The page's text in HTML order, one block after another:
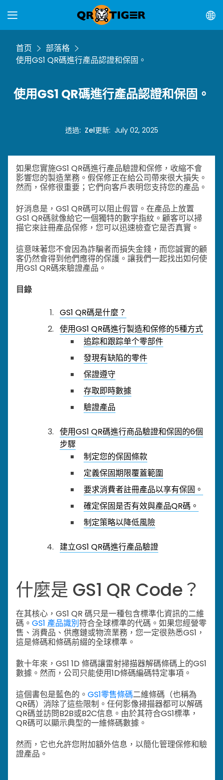
首页
部落格
使用GS1 QR碼進行產品認證和保固。
使用GS1 QR碼進行產品認證和保固。
透過: Zel更新: July 02, 2025
如果您實施GS1 QR碼進行產品驗證和保修，收縮不會
影響您的製造業務。假保修正在給公司帶來很大損失。
然而，保修很重要；它們向客戶表明您支持您的產品。
好消息是，GS1 QR碼可以阻止假冒。在產品上放置
GS1 QR碼就像給它一個獨特的數字指紋。顧客可以掃
描它來註冊產品保修，您可以迅速檢查它是否真實。
這意味著您不會因為詐騙者而損失金錢，而您誠實的顧
客仍然會得到他們應得的保護。讓我們一起找出如何使
用GS1 QR碼來驗證產品。
目錄
GS1 QR碼是什麼？
使用GS1 QR碼進行製造和保修的5種方式
追踪和跟踪单个零部件
發現有缺陷的零件
保證遵守
存取即時數據
驗證產品
使用GS1 QR碼進行商品驗證和保固的6個
步驟
制定您的保固條款
定義保固期限覆蓋範圍
要求消費者註冊產品以享有保固。
確定保固是否有效與產品QR碼。
制定策略以降低風險
建立GS1 QR碼進行產品驗證
什麼是 GS1 QR Code？
在其核心，GS1 QR 碼只是一種包含標準化資訊的二維
碼。 GS1 產品識別符合全球標準的代碼。如果您經營零
售、消費品、供應鏈或物流業務，您一定很熟悉GS1，
這是條碼和條碼前綴的全球標準。
數十年來，GS1 1D 條碼讓雷射掃描器解碼條碼上的GS1
數據。然而，公司只能使用1D條碼編碼特定事項。
這個書包是藍色的。 GS1零售條碼二維條碼（也稱為
QR碼）消除了這些限制。任何影像掃描器都可以解碼
QR碼並訪問B2B或B2C信息。由於其符合GS1標準，
QR碼可以顯示典型的一維條碼數據。
然而，它也允許您附加額外信息，以簡化管理保修和驗
證產品。